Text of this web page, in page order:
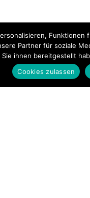
Partner für soziale
Sie ihnen bereitgestellt
Cookies zulassen